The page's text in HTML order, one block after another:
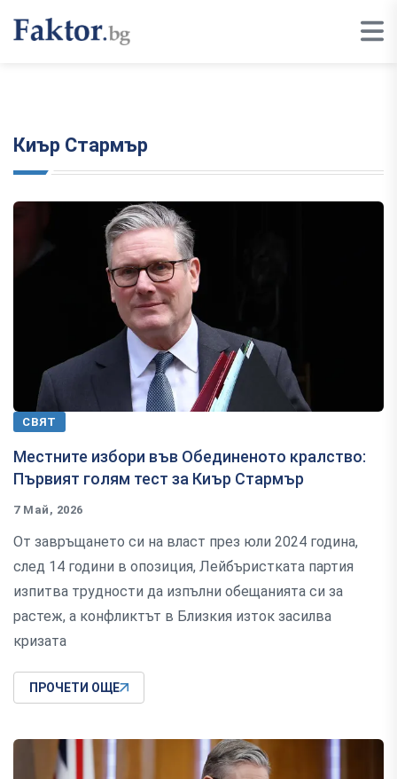
Киър Стармър
СВЯТ
Местните избори във Обединеното кралство:
Първият голям тест за Киър Стармър
7 Май, 2026
От завръщането си на власт през юли 2024 година,
след 14 години в опозиция, Лейбъристката партия
изпитва трудности да изпълни обещанията си за
растеж, а конфликтът в Близкия изток засилва
кризата
ПРОЧЕТИ ОЩЕ